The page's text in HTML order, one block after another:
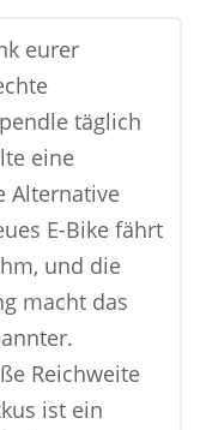
eurer
täglich
eine
Alternative
E-Bike fährt
und die
macht das
Reichweite
ist ein